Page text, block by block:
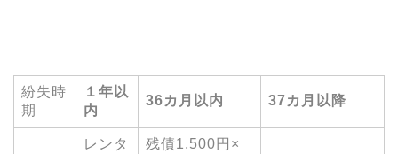
紛失時
期
１年以
内
36カ月以内 37カ月以降
レンタ
残債1,500円×